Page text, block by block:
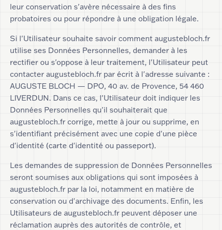
leur conservation s'avère nécessaire à des fins
probatoires ou pour répondre à une obligation légale.
Si l'Utilisateur souhaite savoir comment augustebloch.fr
utilise ses Données Personnelles, demander à les
rectifier ou s'oppose à leur traitement, l'Utilisateur peut
contacter augustebloch.fr par écrit à l'adresse suivante :
AUGUSTE BLOCH — DPO, 40 av. de Provence, 54 460
LIVERDUN. Dans ce cas, l'Utilisateur doit indiquer les
Données Personnelles qu'il souhaiterait que
augustebloch.fr corrige, mette à jour ou supprime, en
s'identifiant précisément avec une copie d'une pièce
d'identité (carte d'identité ou passeport).
Les demandes de suppression de Données Personnelles
seront soumises aux obligations qui sont imposées à
augustebloch.fr par la loi, notamment en matière de
conservation ou d'archivage des documents. Enfin, les
Utilisateurs de augustebloch.fr peuvent déposer une
réclamation auprès des autorités de contrôle, et